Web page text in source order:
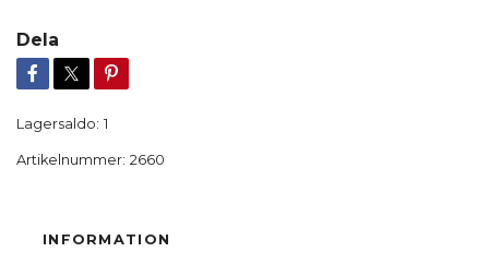
Dela
Lagersaldo: 1
Artikelnummer: 2660
INFORMATION